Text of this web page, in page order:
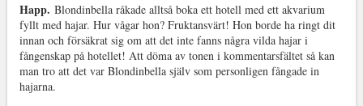
Happ. Blondinbella råkade alltså boka ett hotell med ett akvarium
fyllt med hajar. Hur vågar hon? Fruktansvärt! Hon borde ha ringt dit
innan och försäkrat sig om att det inte fanns några vilda hajar i
fångenskap på hotellet! Att döma av tonen i kommentarsfältet så kan
man tro att det var Blondinbella själv som personligen fångade in
hajarna.